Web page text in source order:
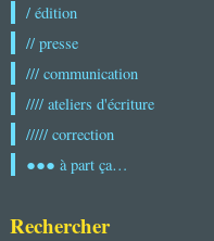
/ édition
// presse
/// communication
//// ateliers d'écriture
///// correction
●●● à part ça…
Rechercher